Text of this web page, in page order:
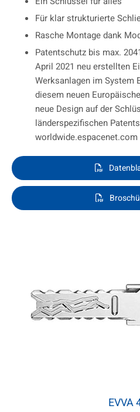
Für klar strukturierte
Rasche Montage dank
Patentschutz bis max.
April 2021 neu erstellten
Werksanlagen im System
diesem neuen
neue Design auf der
länderspezifischen
worldwide.espacenet.com
EVVA